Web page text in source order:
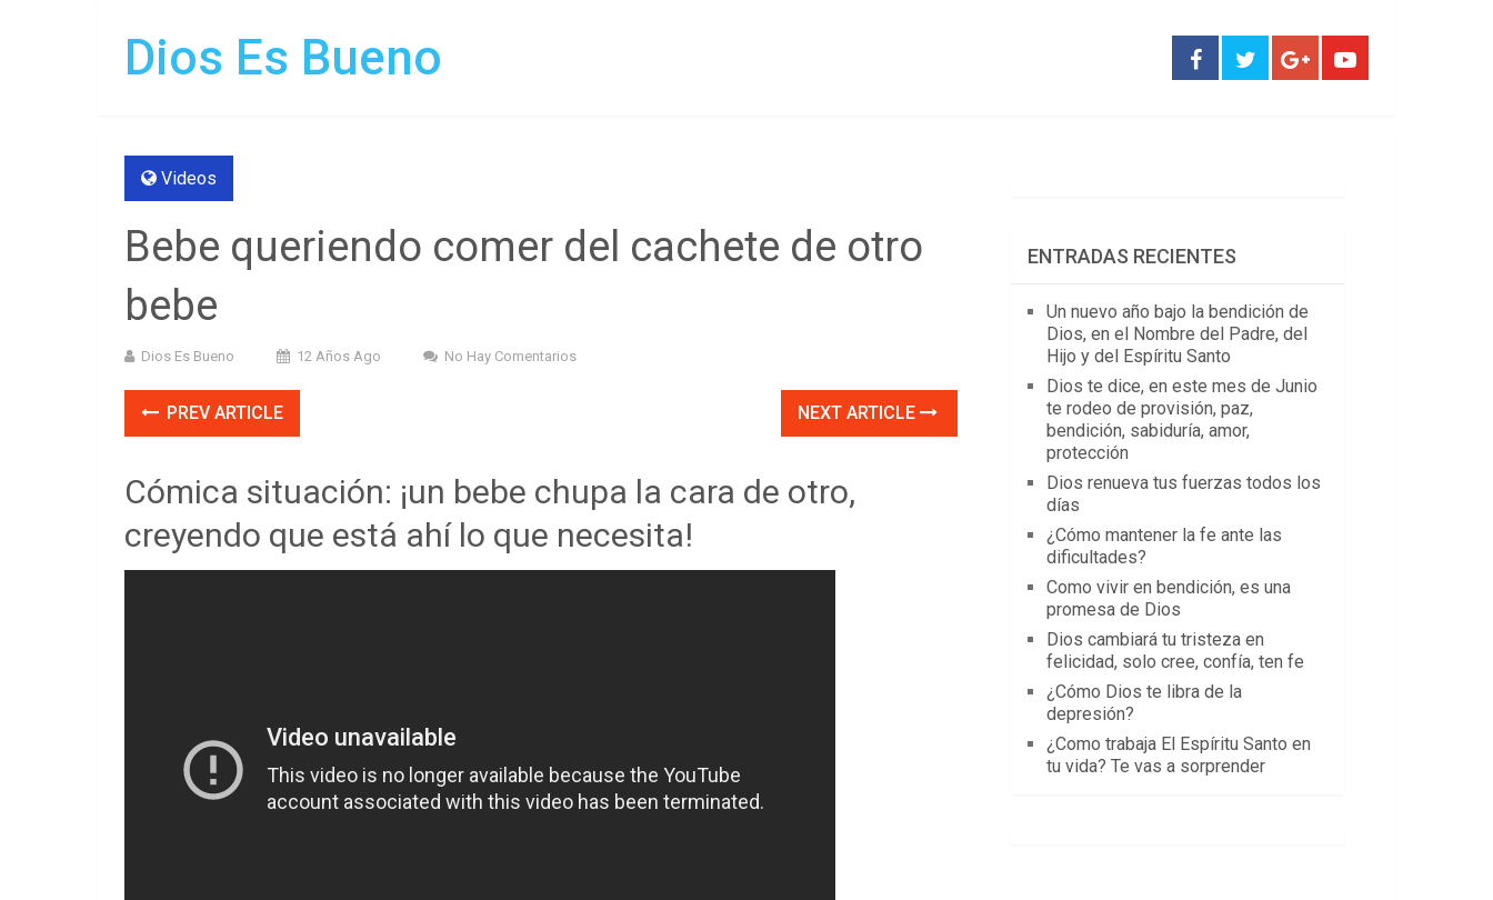
Dios Es Bueno
Videos
Bebe queriendo comer del cachete de otro
bebe
Dios Es Bueno 12 Años Ago No Hay Comentarios
PREV ARTICLE NEXT ARTICLE
Cómica situación: ¡un bebe chupa la cara de otro,
creyendo que está ahí lo que necesita!
ENTRADAS RECIENTES
Un nuevo año bajo la bendición de
Dios, en el Nombre del Padre, del
Hijo y del Espíritu Santo
Dios te dice, en este mes de Junio
te rodeo de provisión, paz,
bendición, sabiduría, amor,
protección
Dios renueva tus fuerzas todos los
días
¿Cómo mantener la fe ante las
dificultades?
Como vivir en bendición, es una
promesa de Dios
Dios cambiará tu tristeza en
felicidad, solo cree, confía, ten fe
¿Cómo Dios te libra de la
depresión?
¿Como trabaja El Espíritu Santo en
tu vida? Te vas a sorprender